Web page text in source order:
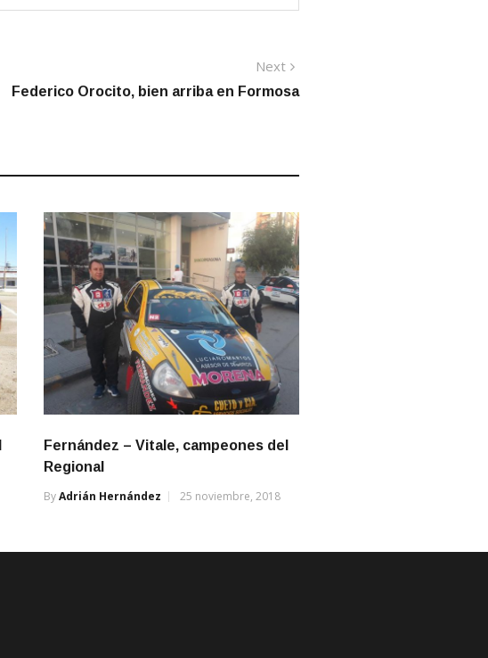
Next
post:
Federico Orocito, bien arriba en Formosa
Fernández – Vitale, campeones del
Regional
ByAdrián Hernández 25 noviembre, 2018